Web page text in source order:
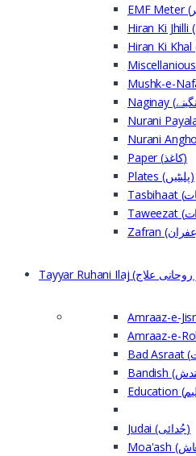
Paper (کاغذ)
Plates (پلیٹیں)
Judai (جُدائی)